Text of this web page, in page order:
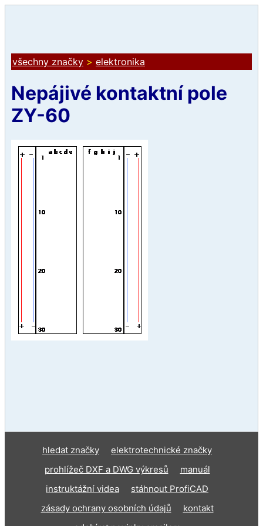
všechny značky > elektronika
Nepájivé kontaktní pole
ZY-60
hledat značky
elektrotechnické značky
prohlížeč DXF a DWG výkresů
manuál
instruktážní videa
stáhnout ProfiCAD
zásady ochrany osobních údajů
kontakt